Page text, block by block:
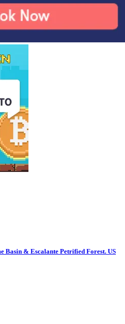
Basin & Escalante Petrified Forest. US